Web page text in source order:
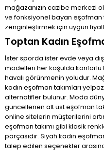
mağazanızın cazibe merkezi
ve fonksiyonel bayan eşofman
zenginleştirmek için uygun
Toptan Kadın
İster sporda ister evde veya
modelleri her koşulda
havalı görünmenin yoludur.
kadın eşofman takımları
alternatifler bulunur. Moda
güncellenen alt üst eşofman
online sitelerin müşterilerini
eşofman takımı gibi klasik
parçasıdır. Siyah kadın
talep edilen seçenekler